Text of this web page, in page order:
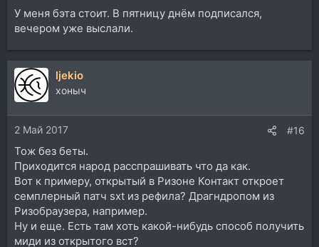
У меня бэта стоит. В пятницу днём подписался,
вечером уже выслали.
ljekio
хоныч
2 Май 2017 #16
Тож без беты.
Приходится народ расспрашивать что да как.
Вот к примеру, открытый в Ризоне Контакт откроет
семплерный патч sxt из рефила? Драгндропом из
Ризобраузера, например.
Ну и еще. Есть там хоть какой-нибудь способ получить
миди из открытого вст?